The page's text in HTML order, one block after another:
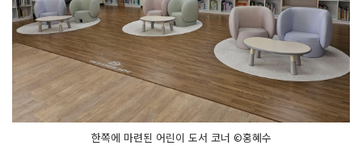
한쪽에 마련된 어린이 도서 코너 ©홍혜수